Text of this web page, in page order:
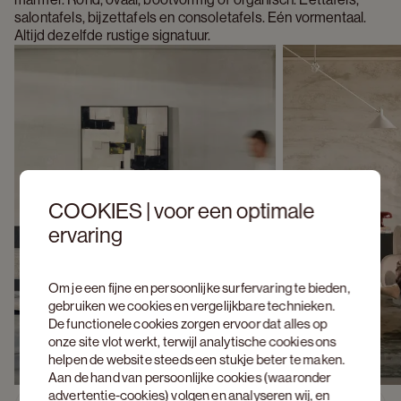
COOKIES | voor een optimale
ervaring
Om je een fijne en persoonlijke surfervaring te bieden,
gebruiken we cookies en vergelijkbare technieken.
De functionele cookies zorgen ervoor dat alles op
onze site vlot werkt, terwijl analytische cookies ons
helpen de website steeds een stukje beter te maken.
Aan de hand van persoonlijke cookies (waaronder
advertentie-cookies) volgen en analyseren wij, en
salontafels, bijzettafels en consoletafels. Eén vormentaal.
Altijd dezelfde rustige signatuur.